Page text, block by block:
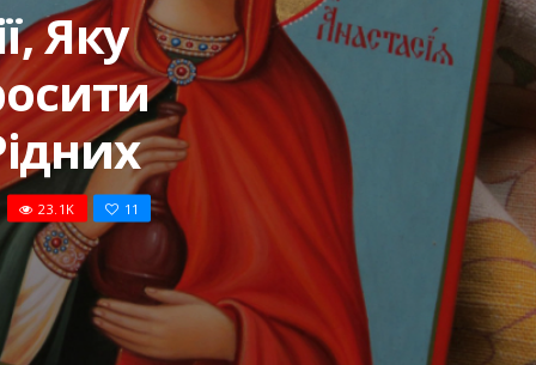
Яку
11
23.1K